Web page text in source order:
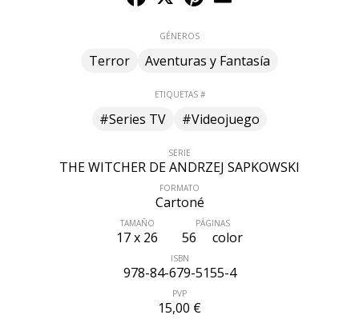
GÉNEROS
Terror Aventuras y Fantasía
ETIQUETAS #
#Series TV #Videojuego
SERIE
THE WITCHER DE ANDRZEJ SAPKOWSKI
FORMATO
Cartoné
TAMAÑO
17 x 26
PÁGINAS
56 color
ISBN
978-84-679-5155-4
PVP
15,00 €